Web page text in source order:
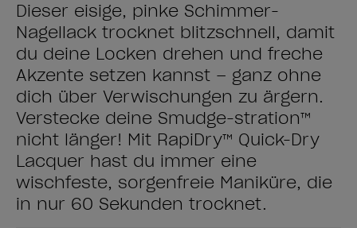
Dieser eisige, pinke Schimmer-
Nagellack trocknet blitzschnell, damit
du deine Locken drehen und freche
Akzente setzen kannst – ganz ohne
dich über Verwischungen zu ärgern.
Verstecke deine Smudge-stration™
nicht länger! Mit RapiDry™ Quick-Dry
Lacquer hast du immer eine
wischfeste, sorgenfreie Maniküre, die
in nur 60 Sekunden trocknet.